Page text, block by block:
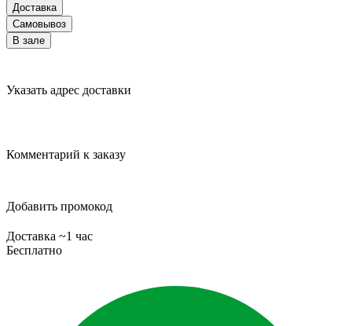
Доставка
Самовывоз
В зале
Указать адрес доставки
Комментарий к заказу
Добавить промокод
Доставка ~1 час
Бесплатно